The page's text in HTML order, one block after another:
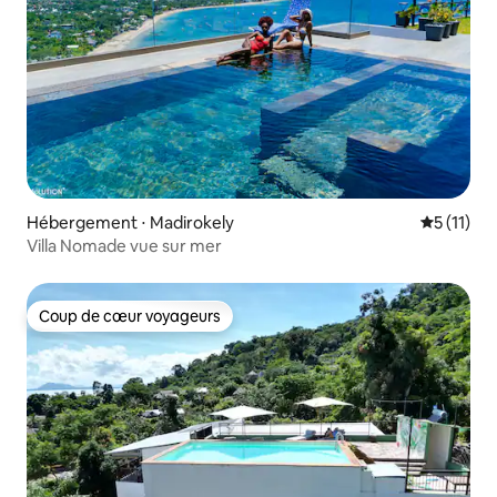
Hébergement ⋅ Madirokely
5 (11)
Villa Nomade vue sur mer
Coup de cœur voyageurs
Coup de cœur voyageurs